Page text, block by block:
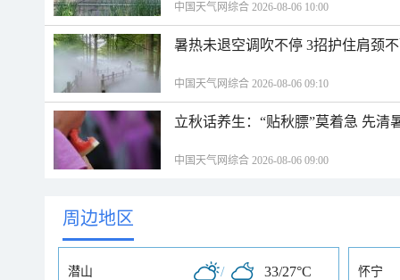
中国天气网综合 2026-08-06 10:00
暑热未退空调吹不停 3招护住肩颈
中国天气网综合 2026-08-06 09:10
立秋话养生：“贴秋膘”莫着急 先清
中国天气网综合 2026-08-06 09:00
周边地区
潜山 / 33/27°C 怀宁